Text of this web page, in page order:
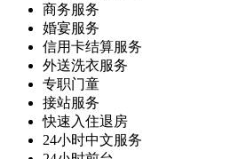
商务服务
婚宴服务
信用卡结算服务
外送洗衣服务
专职门童
接站服务
快速入住退房
24小时中文服务